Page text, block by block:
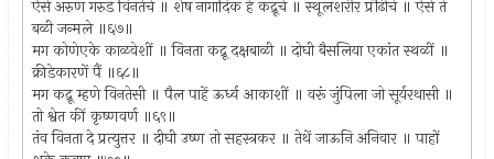
ऐसे अरुण गरुड विनतेचे ॥ शेष नागादिक हे कद्रूचे ॥ स्थूलशरीर प्रौढीचे ॥ ऐसे ते
बळी जन्मले ॥६७॥
मग कोणेएके काळवेशीं ॥ विनता कद्रू दक्षबाळी ॥ दोघी बैसलिया एकांत स्थळीं ॥
क्रीडेकारणें पैं ॥६८॥
मग कद्रू म्हणे विनतेसी ॥ पैल पाहें ऊर्ध्व आकाशीं ॥ वरूं जुंपिला जो सूर्यरथासी ॥
तो श्वेत कीं कृष्णवर्ण ॥६९॥
तंव विनता दे प्रत्युत्तर ॥ दीघी उष्ण तो सहस्त्रकर ॥ तेथें जाऊनि अनिवार ॥ पाहों